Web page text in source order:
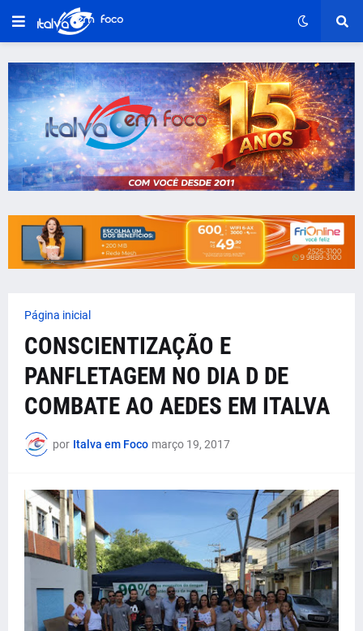
Página inicial
CONSCIENTIZAÇÃO E
PANFLETAGEM NO DIA D DE
COMBATE AO AEDES EM ITALVA
por Italva em Foco março 19, 2017